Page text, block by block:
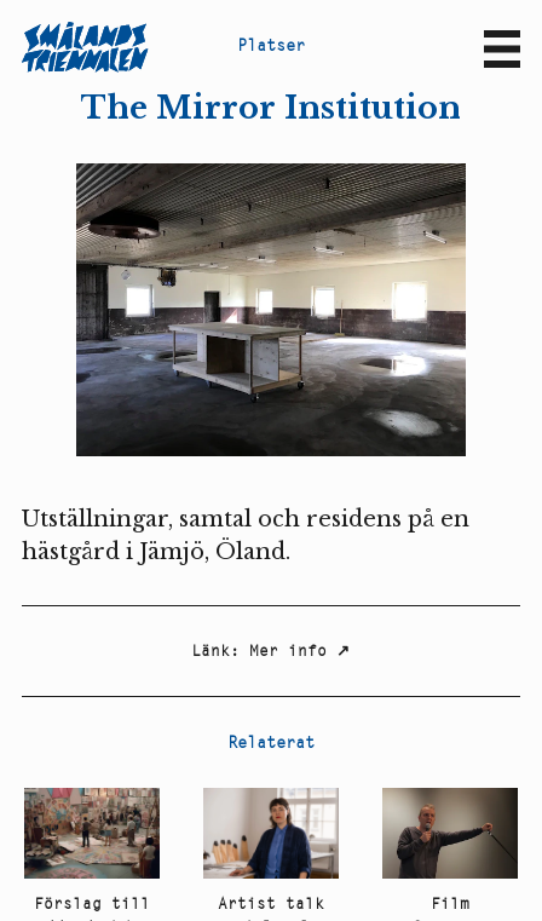
Platser
The Mirror Institution
Utställningar, samtal och residens på en
hästgård i Jämjö, Öland.
Länk: Mer info ↗
Relaterat
Förslag till
Artist talk
Film